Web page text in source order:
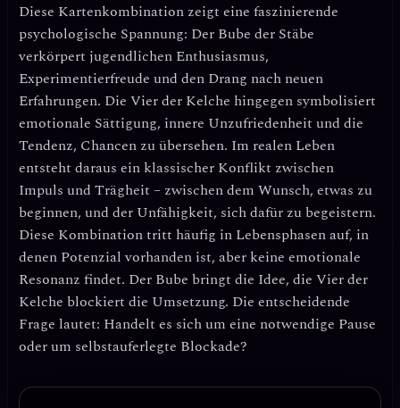
Diese Kartenkombination zeigt eine faszinierende
psychologische Spannung: Der Bube der Stäbe
verkörpert jugendlichen Enthusiasmus,
Experimentierfreude und den Drang nach neuen
Erfahrungen. Die Vier der Kelche hingegen symbolisiert
emotionale Sättigung, innere Unzufriedenheit und die
Tendenz, Chancen zu übersehen. Im realen Leben
entsteht daraus ein klassischer Konflikt zwischen
Impuls und Trägheit – zwischen dem Wunsch, etwas zu
beginnen, und der Unfähigkeit, sich dafür zu begeistern.
Diese Kombination tritt häufig in Lebensphasen auf, in
denen Potenzial vorhanden ist, aber keine emotionale
Resonanz findet. Der Bube bringt die Idee, die Vier der
Kelche blockiert die Umsetzung. Die entscheidende
Frage lautet: Handelt es sich um eine notwendige Pause
oder um selbstauferlegte Blockade?